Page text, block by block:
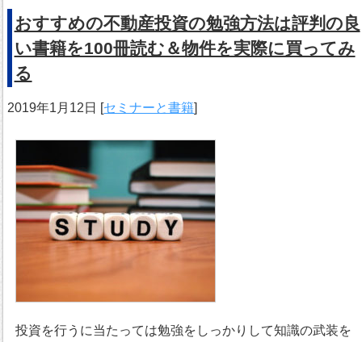
おすすめの不動産投資の勉強方法は評判の良
い書籍を100冊読む＆物件を実際に買ってみ
る
2019年1月12日 [セミナーと書籍]
投資を行うに当たっては勉強をしっかりして知識の武装を